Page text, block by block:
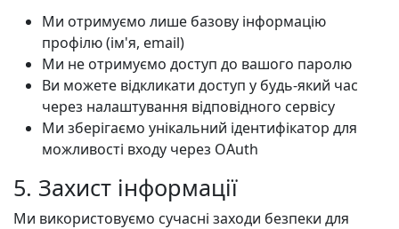
Ми отримуємо лише базову інформацію
профілю (ім'я, email)
Ми не отримуємо доступ до вашого паролю
Ви можете відкликати доступ у будь-який час
через налаштування відповідного сервісу
Ми зберігаємо унікальний ідентифікатор для
можливості входу через OAuth
5. Захист інформації
Ми використовуємо сучасні заходи безпеки для